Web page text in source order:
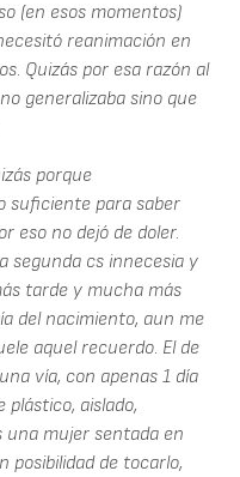
(en esos momentos)
reanimación en
Quizás por esa razón al
generalizaba sino que
porque
suficiente para saber
eso no dejó de doler.
segunda cs innecesia y
tarde y mucha más
del nacimiento, aun me
aquel recuerdo. El de
vía, con apenas 1 día
plástico, aislado,
una mujer sentada en
posibilidad de tocarlo,